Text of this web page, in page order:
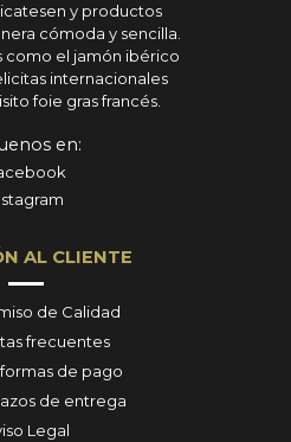
y productos
cómoda y sencilla.
como el jamón ibérico
internacionales
foie gras francés.
en:
AL CLIENTE
de Calidad
frecuentes
de pago
de entrega
Legal